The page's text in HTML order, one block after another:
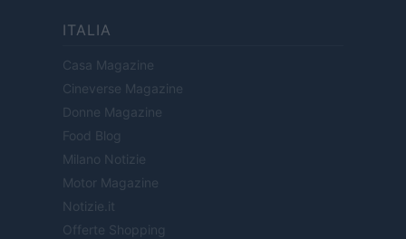
ITALIA
Casa Magazine
Cineverse Magazine
Donne Magazine
Food Blog
Milano Notizie
Motor Magazine
Notizie.it
Offerte Shopping